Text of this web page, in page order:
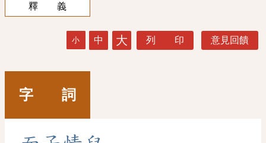
釋 義
小 中 大 列 印 意見回饋
字 詞